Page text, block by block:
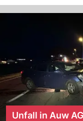
Unfall in Auw AG